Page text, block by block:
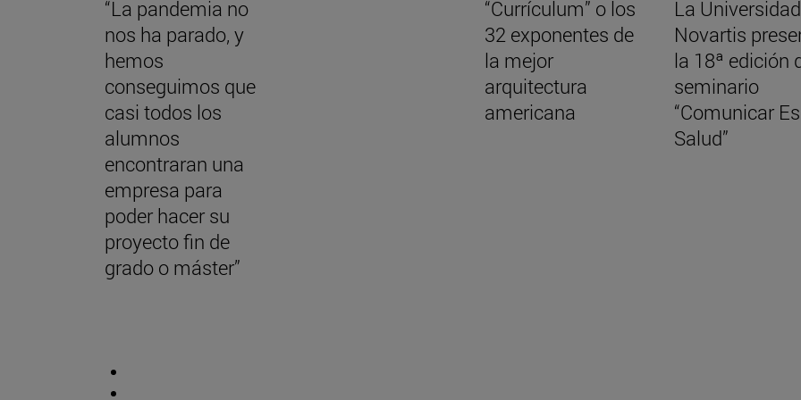
“La pandemia no
nos ha parado, y
hemos
conseguimos que
casi todos los
alumnos
encontraran una
empresa para
poder hacer su
proyecto fin de
grado o máster”
“Currículum” o los
32 exponentes de
la mejor
arquitectura
americana
La
Novartis
la 18ª edición
seminario
“Comunicar Es
Salud”